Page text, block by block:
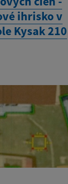
ihrisko v
Kysak 210